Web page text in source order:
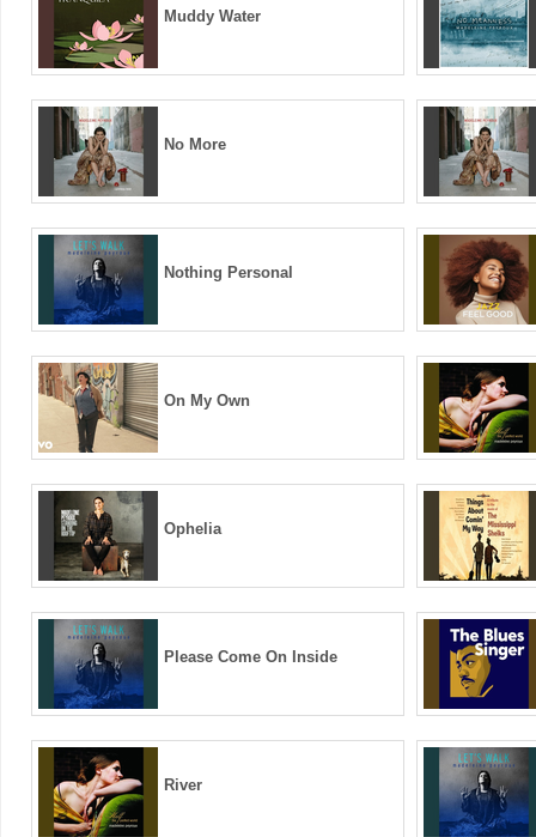
Muddy Water
No More
Nothing Personal
On My Own
Ophelia
Please Come On Inside
River